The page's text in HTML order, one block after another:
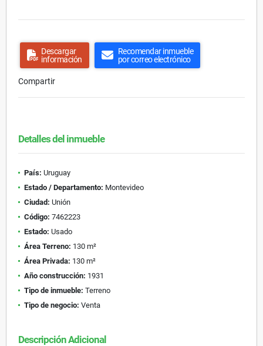
Descargar
información
Recomendar inmueble
por correo electrónico
Compartir
Detalles del inmueble
País: Uruguay
Estado / Departamento: Montevideo
Ciudad: Unión
Código: 7462223
Estado: Usado
Área Terreno: 130 m²
Área Privada: 130 m²
Año construcción: 1931
Tipo de inmueble: Terreno
Tipo de negocio: Venta
Descripción Adicional